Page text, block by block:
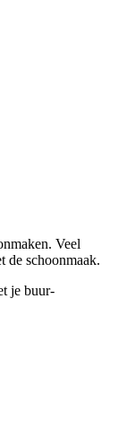
Veel
de schoonmaak.
je buur-